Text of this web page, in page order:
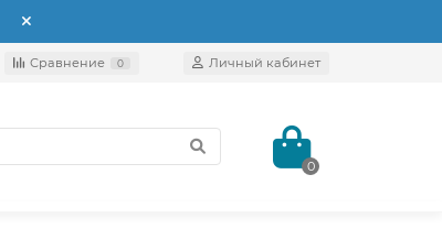
Сравнение 0 Личный кабинет
0